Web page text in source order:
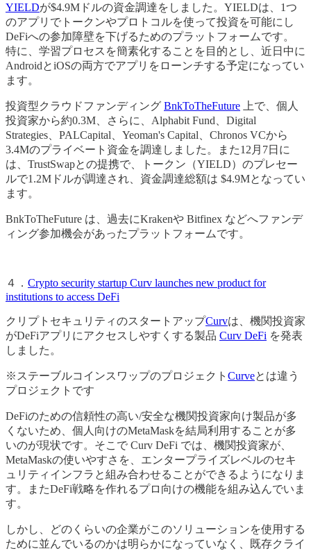
YIELDが$4.9Mドルの資金調達をしました。YIELDは、1つ
のアプリでトークンやプロトコルを使って投資を可能にし
DeFiへの参加障壁を下げるためのプラットフォームです。
特に、学習プロセスを簡素化することを目的とし、近日中に
AndroidとiOSの両方でアプリをローンチする予定になってい
ます。
投資型クラウドファンディング BnkToTheFuture 上で、個人
投資家から約0.3M、さらに、Alphabit Fund、Digital
Strategies、PALCapital、Yeoman's Capital、Chronos VCから
3.4Mのプライベート資金を調達しました。また12月7日に
は、TrustSwapとの提携で、トークン（YIELD）のプレセー
ルで1.2Mドルが調達され、資金調達総額は $4.9Mとなってい
ます。
BnkToTheFuture は、過去にKrakenや Bitfinex などへファンデ
ィング参加機会があったプラットフォームです。
４． Crypto security startup Curv launches new product for
institutions to access DeFi
クリプトセキュリティのスタートアップCurvは、機関投資家
がDeFiアプリにアクセスしやすくする製品 Curv DeFi を発表
しました。
※ステーブルコインスワップのプロジェクト Curveとは違う
プロジェクトです
DeFiのための信頼性の高い/安全な機関投資家向け製品が多
くないため、個人向けのMetaMaskを結局利用することが多
いのが現状です。そこで Curv DeFi では、機関投資家が、
MetaMaskの使いやすさを、エンタープライズレベルのセキ
ュリティインフラと組み合わせることができるようになりま
す。またDeFi戦略を作れるプロ向けの機能を組み込んでいま
す。
しかし、どのくらいの企業がこのソリューションを使用する
ために並んでいるのかは明らかになっていなく、既存クライ